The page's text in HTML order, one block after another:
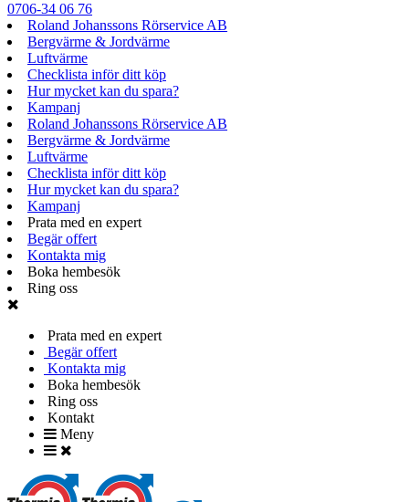
0706-34 06 76
Roland Johanssons Rörservice AB
Bergvärme & Jordvärme
Luftvärme
Checklista inför ditt köp
Hur mycket kan du spara?
Kampanj
Roland Johanssons Rörservice AB
Bergvärme & Jordvärme
Luftvärme
Checklista inför ditt köp
Hur mycket kan du spara?
Kampanj
Prata med en expert
Begär offert
Kontakta mig
Boka hembesök
Ring oss
Prata med en expert
Begär offert
Kontakta mig
Boka hembesök
Ring oss
Kontakt
Meny